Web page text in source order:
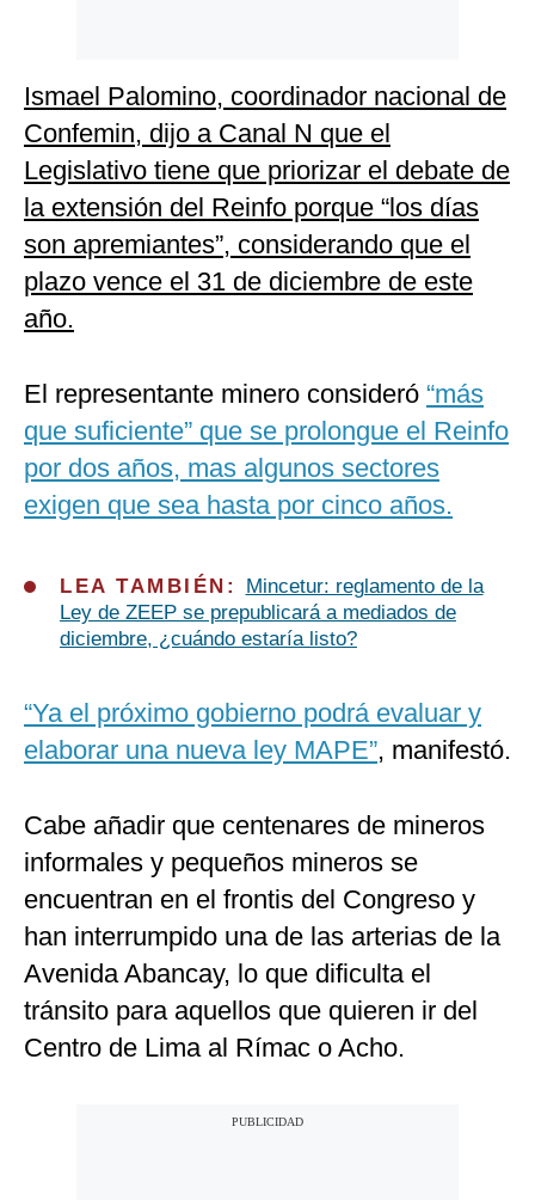
Ismael Palomino, coordinador nacional de
Confemin, dijo a Canal N que el
Legislativo tiene que priorizar el debate de
la extensión del Reinfo porque “los días
son apremiantes”, considerando que el
plazo vence el 31 de diciembre de este
año.
El representante minero consideró “más
que suficiente” que se prolongue el Reinfo
por dos años, mas algunos sectores
exigen que sea hasta por cinco años.
LEA TAMBIÉN:
Mincetur: reglamento de la
Ley de ZEEP se prepublicará a mediados de
diciembre, ¿cuándo estaría listo?
“Ya el próximo gobierno podrá evaluar y
elaborar una nueva ley MAPE”, manifestó.
Cabe añadir que centenares de mineros
informales y pequeños mineros se
encuentran en el frontis del Congreso y
han interrumpido una de las arterias de la
Avenida Abancay, lo que dificulta el
tránsito para aquellos que quieren ir del
Centro de Lima al Rímac o Acho.